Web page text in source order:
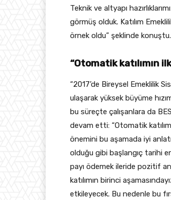
Teknik ve altyapı
görmüş olduk. Katılım
örnek oldu” şeklinde konuştu.
“Otomatik katılımın
“2017’de Bireysel Emeklilik
ulaşarak yüksek büyüme
bu süreçte çalışanlara da
devam etti: “Otomatik
önemini bu aşamada iyi
olduğu gibi başlangıç tarihi
payı ödemek ileride pozitif
katılımın birinci
etkileyecek. Bu nedenle bu